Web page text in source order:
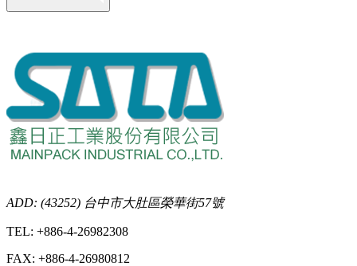
ADD: (43252) 台中市大肚區榮華街57號
TEL: +886-4-26982308
FAX: +886-4-26980812